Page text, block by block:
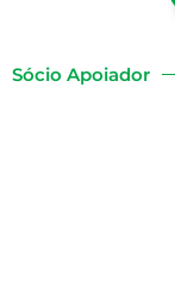
Sócio Apoiador